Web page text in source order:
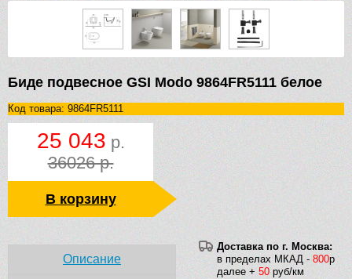
Биде подвесное GSI Modo 9864FR5111 белое
Код товара: 9864FR5111
25 043 р.
36026 р.
В корзину
Доставка по г. Москва:
в пределах МКАД - 800р
далее + 50 руб/км
Описание